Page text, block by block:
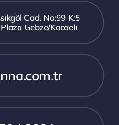
Cad. No:99 K:5
Gebze/Kocaeli